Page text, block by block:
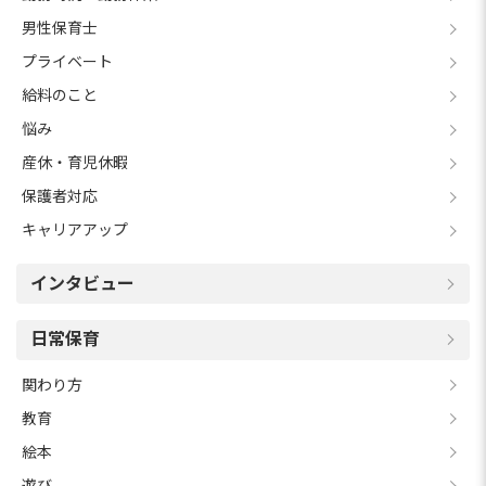
男性保育士
プライベート
給料のこと
悩み
産休・育児休暇
保護者対応
キャリアアップ
インタビュー
日常保育
関わり方
教育
絵本